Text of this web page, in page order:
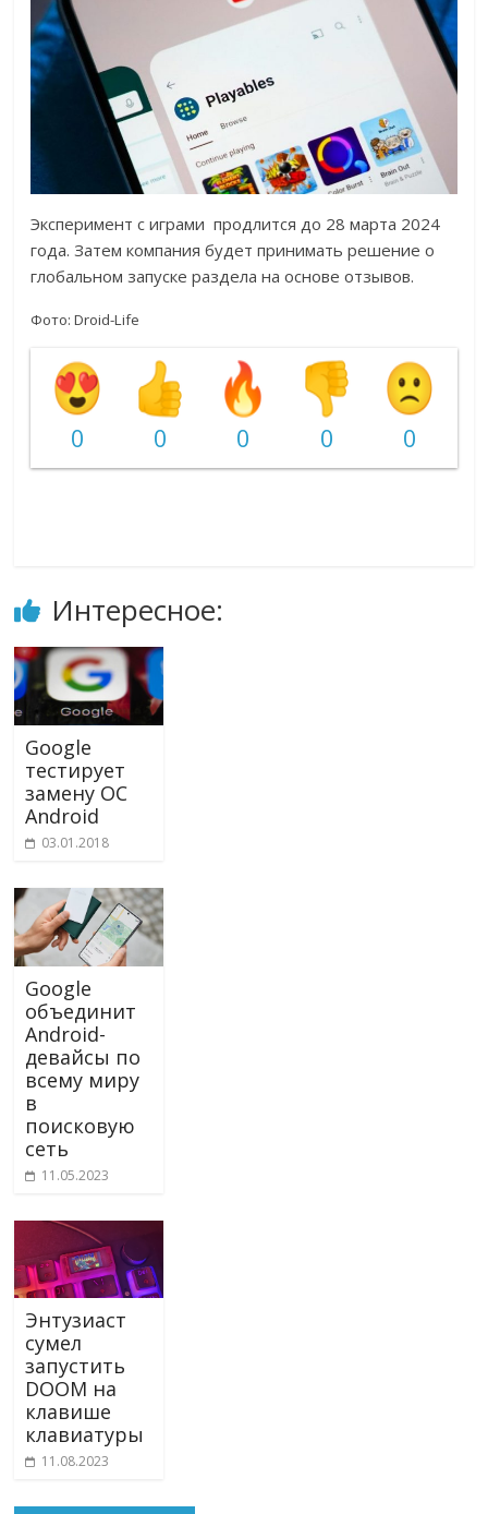
Эксперимент с играми продлится до 28 марта 2024
года. Затем компания будет принимать решение о
глобальном запуске раздела на основе отзывов.
Фото: Droid-Life
0 0 0 0 0
Интересное:
Google
тестирует
замену ОС
Android
03.01.2018
Google
объединит
Android-
девайсы по
всему миру
в
поисковую
сеть
11.05.2023
Энтузиаст
сумел
запустить
DOOM на
клавише
клавиатуры
11.08.2023